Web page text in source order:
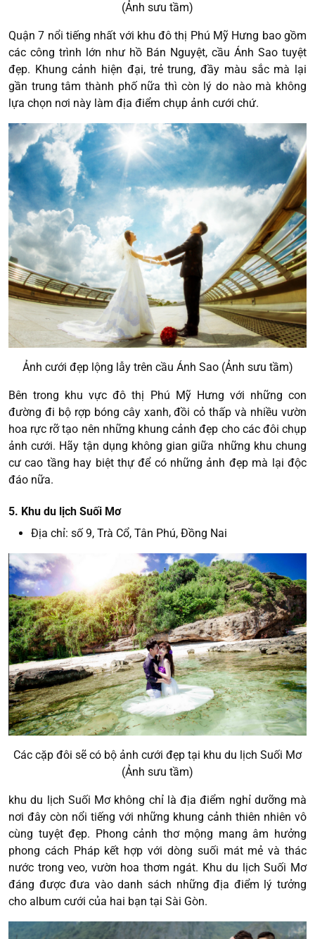
(Ảnh sưu tầm)
Quận 7 nổi tiếng nhất với khu đô thị Phú Mỹ Hưng bao gồm
các công trình lớn như hồ Bán Nguyệt, cầu Ánh Sao tuyệt
đẹp. Khung cảnh hiện đại, trẻ trung, đầy màu sắc mà lại
gần trung tâm thành phố nữa thì còn lý do nào mà không
lựa chọn nơi này làm địa điểm chụp ảnh cưới chứ.
Ảnh cưới đẹp lộng lẫy trên cầu Ánh Sao (Ảnh sưu tầm)
Bên trong khu vực đô thị Phú Mỹ Hưng với những con
đường đi bộ rợp bóng cây xanh, đồi cỏ thấp và nhiều vườn
hoa rực rỡ tạo nên những khung cảnh đẹp cho các đôi chụp
ảnh cưới. Hãy tận dụng không gian giữa những khu chung
cư cao tầng hay biệt thự để có những ảnh đẹp mà lại độc
đáo nữa.
5. Khu du lịch Suối Mơ
Địa chỉ: số 9, Trà Cổ, Tân Phú, Đồng Nai
Các cặp đôi sẽ có bộ ảnh cưới đẹp tại khu du lịch Suối Mơ
(Ảnh sưu tầm)
khu du lịch Suối Mơ không chỉ là địa điểm nghỉ dưỡng mà
nơi đây còn nổi tiếng với những khung cảnh thiên nhiên vô
cùng tuyệt đẹp. Phong cảnh thơ mộng mang âm hưởng
phong cách Pháp kết hợp với dòng suối mát mẻ và thác
nước trong veo, vườn hoa thơm ngát. Khu du lịch Suối Mơ
đáng được đưa vào danh sách những địa điểm lý tưởng
cho album cưới của hai bạn tại Sài Gòn.